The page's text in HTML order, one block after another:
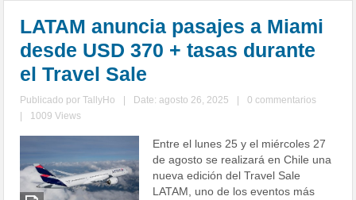
LATAM anuncia pasajes a Miami
desde USD 370 + tasas durante
el Travel Sale
Publicado porTallyHo Date: agosto 26, 2025
0 commentarios
1009 Views
Entre el lunes 25 y el miércoles 27
de agosto se realizará en Chile una
nueva edición del Travel Sale
LATAM, uno de los eventos más